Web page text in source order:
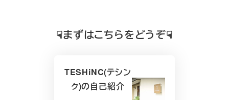
☟まずはこちらをどうぞ☟
TESHiNC(テシン
ク)の自己紹介